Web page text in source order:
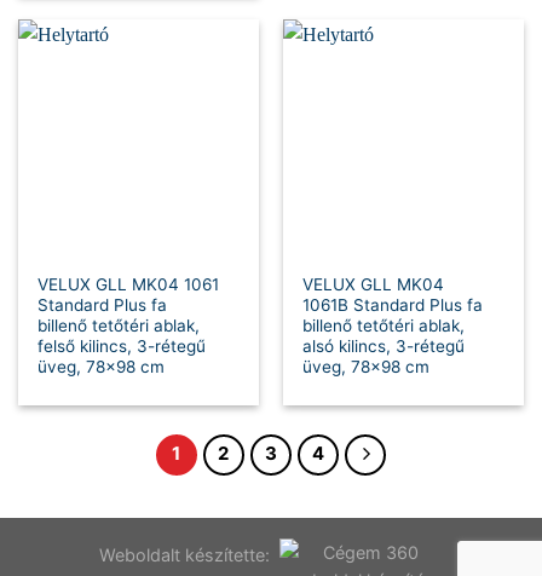
VELUX GLL MK04 1061
Standard Plus fa
billenő tetőtéri ablak,
felső kilincs, 3-rétegű
üveg, 78×98 cm
VELUX GLL MK04
1061B Standard Plus fa
billenő tetőtéri ablak,
alsó kilincs, 3-rétegű
üveg, 78×98 cm
1 2 3 4
Weboldalt készítette: